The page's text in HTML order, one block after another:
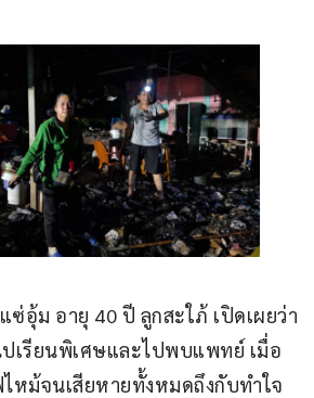
ซ่อุ้ม อายุ 40 ปี ลูกสะใภ้ เปิดเผยว่า
เรียนพิเศษและไปพบแพทย์ เมื่อ
หม้จนเสียหายทั้งหมดถึงกับทำใจ